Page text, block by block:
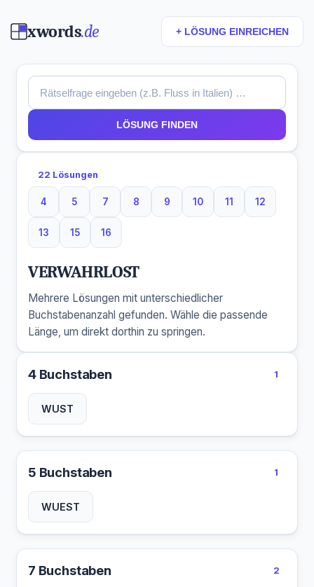
xwords.de + LÖSUNG EINREICHEN
LÖSUNG FINDEN
22 Lösungen
4
4 Buchstaben
5
5 Buchstaben
7
7 Buchstaben
8
8 Buchstaben
9
9 Buchstaben
10
10 Buchstaben
11
11 Buchstaben
12
12
13
13 Buchstaben
15
15 Buchstaben
16
16 Buchstaben
VERWAHRLOST
Mehrere Lösungen mit unterschiedlicher
Buchstabenanzahl gefunden. Wähle die passende
Länge, um direkt dorthin zu springen.
4 Buchstaben 1
WUST
5 Buchstaben 1
WUEST
7 Buchstaben 2